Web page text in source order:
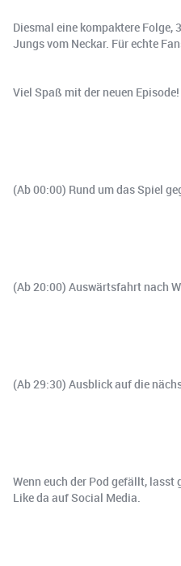
Diesmal eine kompaktere
Jungs vom Neckar. Für echte
Viel Spaß mit der neuen Episode!
(Ab 00:00) Rund um das Spiel
(Ab 20:00) Auswärtsfahrt nach
(Ab 29:30) Ausblick auf die
Wenn euch der Pod gefällt, lasst
Like da auf Social Media.